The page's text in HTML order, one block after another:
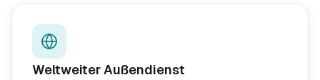
Weltweiter Außendienst